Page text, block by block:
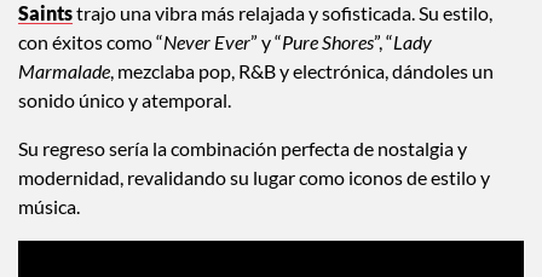
Saintstrajo una vibra más relajada y sofisticada. Su estilo,
con éxitos como “Never Ever” y “Pure Shores”, “Lady
Marmalade, mezclaba pop, R&B y electrónica, dándoles un
sonido único y atemporal.
Su regreso sería la combinación perfecta de nostalgia y
modernidad, revalidando su lugar como iconos de estilo y
música.